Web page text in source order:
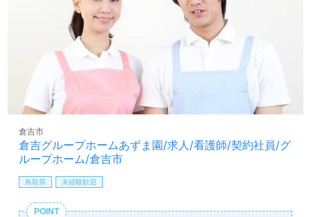
倉吉グループホームあずま園/求人/看護師/契約社員/グ
ループホーム/倉吉市
倉吉市
鳥取県 未経験歓迎
POINT